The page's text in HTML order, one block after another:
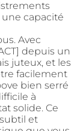
capacité
Avec
depuis un
juteux, et les
facilement
bien serré
à
solide. Ce
et